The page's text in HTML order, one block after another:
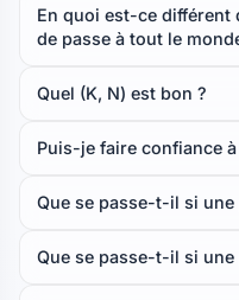
En quoi est-ce différent
de passe à tout le
Quel (K, N) est bon ?
Puis-je faire confiance
Que se passe-t-il si une
Que se passe-t-il si